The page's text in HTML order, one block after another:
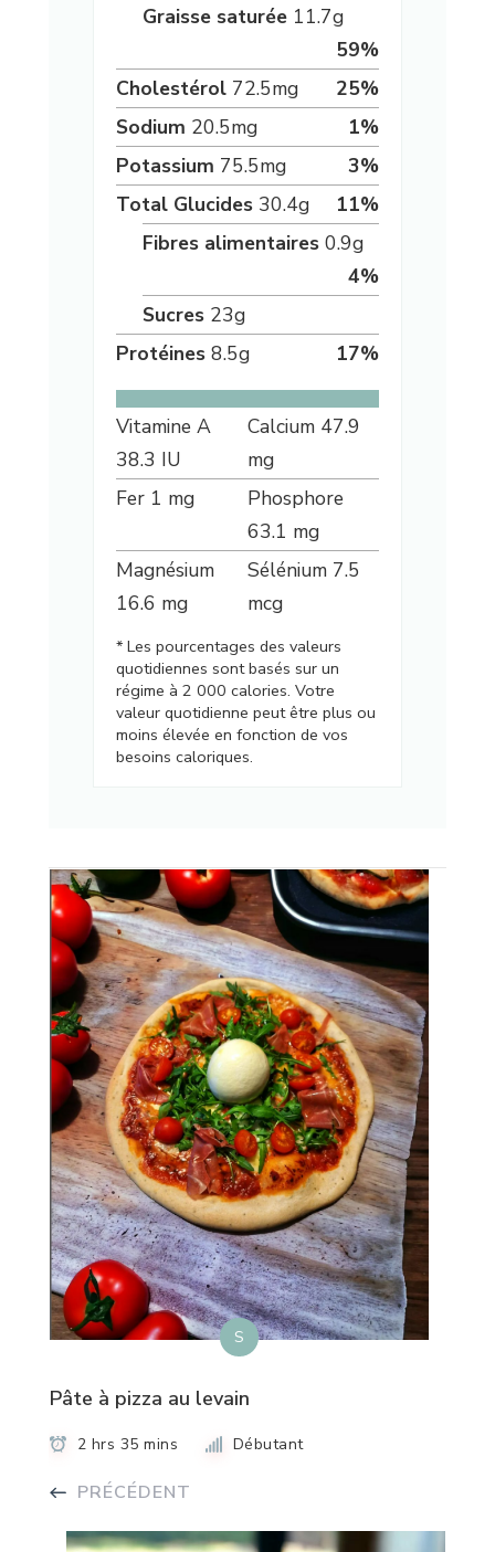
Graisse saturée 11.7g
59%
Cholestérol 72.5mg 25%
Sodium 20.5mg 1%
Potassium 75.5mg 3%
Total Glucides 30.4g 11%
Fibres alimentaires 0.9g
4%
Sucres 23g
Protéines 8.5g 17%
Vitamine A
38.3 IU
Calcium 47.9
mg
Fer 1 mg
Phosphore
63.1 mg
Magnésium
16.6 mg
Sélénium 7.5
mcg
* Les pourcentages des valeurs
quotidiennes sont basés sur un
régime à 2 000 calories. Votre
valeur quotidienne peut être plus ou
moins élevée en fonction de vos
besoins caloriques.
S
Pâte à pizza au levain
2 hrs 35 mins Débutant
PRÉCÉDENT